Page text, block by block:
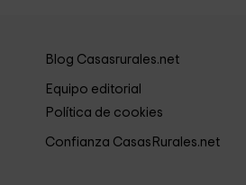
Blog Casasrurales.net
Equipo editorial
Política de cookies
Confianza CasasRurales.net